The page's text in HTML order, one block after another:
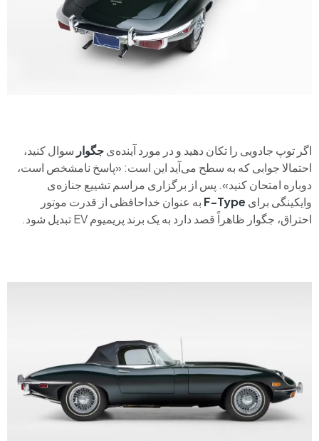
اگر توپ جادویی را تکان دهید و در مورد آینده‌یجگوار سوال کنید،
احتمالا جوابی که به سطح می‌آید این است: «پاسخ نامشخص است،
دوباره امتحان کنید». پس از برگزاری مراسم تشییع جنازه‌ی
وایکینگی برای
به عنوان خداحافظی از قدرت موتور
احتراق، جگوار ظاهراً قصد دارد به یک برند پریمیوم EV تبدیل شود.